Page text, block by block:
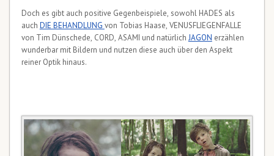
Doch es gibt auch positive Gegenbeispiele, sowohl HADES als
auch DIE BEHANDLUNG von Tobias Haase, VENUSFLIEGENFALLE
von Tim Dünschede, CORD, ASAMI und natürlich JAGON erzählen
wunderbar mit Bildern und nutzen diese auch über den Aspekt
reiner Optik hinaus.